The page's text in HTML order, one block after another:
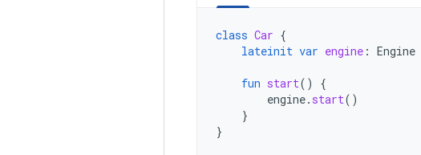
class Car {
lateinit var engine : Engine
fun start()
{
engine. start()
}
}